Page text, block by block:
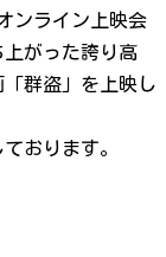
ンライン上映会
がった誇り高
群盗」を上映し
おります。